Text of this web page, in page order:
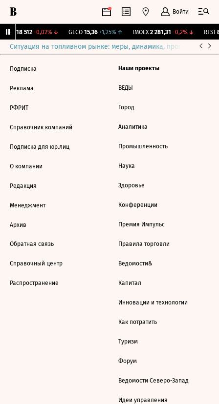
Войти
18 512 -0,02%↓ GECO 15,36 +1,25%↑ IMOEX 2 281,31 -0,2%↓ RTSI
Ситуация на топливном рынке: меры, динамика, прогнозы
Подписка
Реклама
РФРИТ
Справочник компаний
Подписка для юр.лиц
О компании
Редакция
Менеджмент
Архив
Обратная связь
Справочный центр
Распространение
Наши проекты
ВЕДЫ
Город
Аналитика
Промышленность
Наука
Здоровье
Конференции
Премия Импульс
Правила торговли
Ведомости&
Капитал
Инновации и технологии
Как потратить
Туризм
Форум
Ведомости Северо-Запад
Идеи управления